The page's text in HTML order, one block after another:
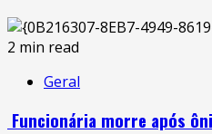
2 min read
Geral
Funcionária morre após